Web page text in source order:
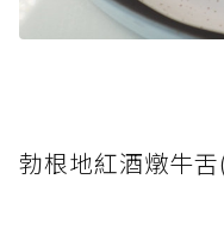
勃根地紅酒燉牛